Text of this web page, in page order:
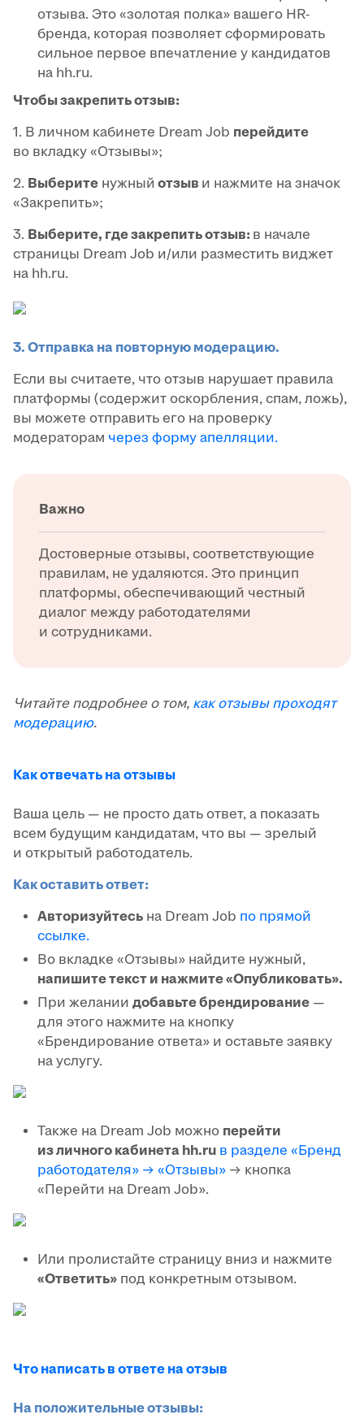
отзыва. Это «золотая полка» вашего HR-
бренда, которая позволяет сформировать
сильное первое впечатление у кандидатов
на hh.ru.
Чтобы закрепить отзыв:
1. В личном кабинете Dream Job перейдите
во вкладку «Отзывы»;
2. Выберите нужный отзыв и нажмите на значок
«Закрепить»;
3. Выберите, где закрепить отзыв: в начале
страницы Dream Job и/или разместить виджет
на hh.ru.
3. Отправка на повторную модерацию.
Если вы считаете, что отзыв нарушает правила
платформы (содержит оскорбления, спам, ложь),
вы можете отправить его на проверку
модераторам через форму апелляции.
Важно
Достоверные отзывы, соответствующие
правилам, не удаляются. Это принцип
платформы, обеспечивающий честный
диалог между работодателями
и сотрудниками.
Читайте подробнее о том, как отзывы проходят
модерацию.
Как отвечать на отзывы
Ваша цель — не просто дать ответ, а показать
всем будущим кандидатам, что вы — зрелый
и открытый работодатель.
Как оставить ответ:
Авторизуйтесь на Dream Job по прямой
ссылке.
Во вкладке «Отзывы» найдите нужный,
напишите текст и нажмите «Опубликовать».
При желании добавьте брендирование —
для этого нажмите на кнопку
«Брендирование ответа» и оставьте заявку
на услугу.
Также на Dream Job можно перейти
из личного кабинета hh.ru в разделе «Бренд
работодателя» → «Отзывы» → кнопка
«Перейти на Dream Job».
Или пролистайте страницу вниз и нажмите
«Ответить» под конкретным отзывом.
Что написать в ответе на отзыв
На положительные отзывы: